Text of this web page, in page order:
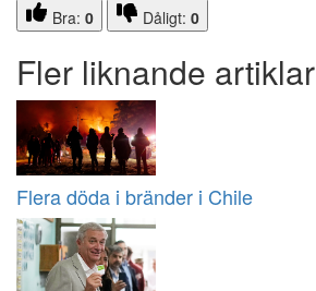
Bra: 0 Dåligt: 0
Fler liknande artiklar
Flera döda i bränder i Chile